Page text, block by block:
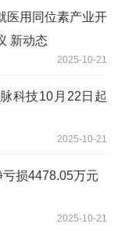
医用同位素产业开
新动态
2025-10-21
科技10月22日起
2025-10-21
损4478.05万元
2025-10-21